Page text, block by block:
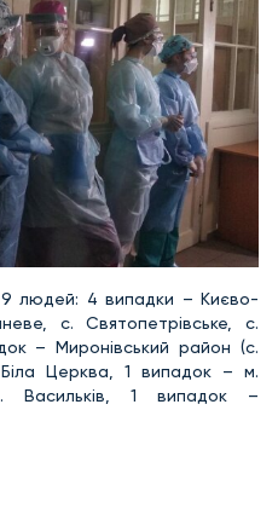
людей: 4 випадки – Києво-
с. Святопетрівське, с.
– Миронівський район (с.
Церква, 1 випадок – м.
1 випадок –